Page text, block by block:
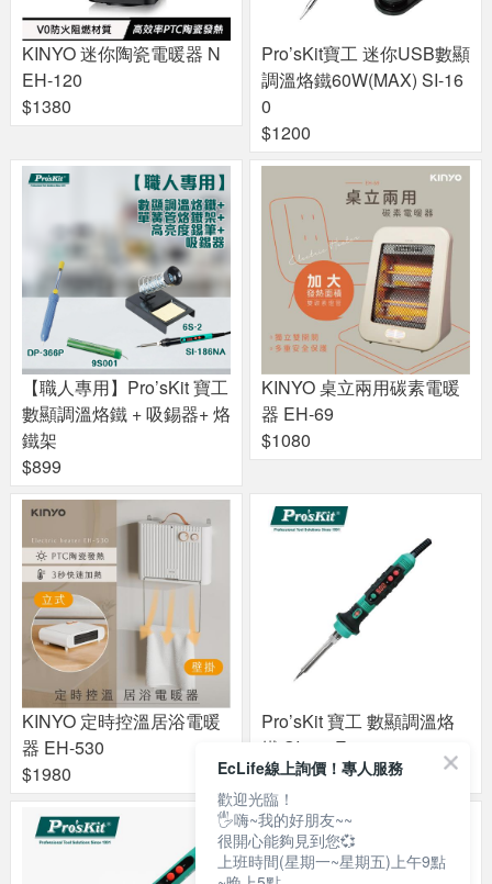
KINYO 迷你陶瓷電暖器 N
EH-120
$1380
Pro’sKit寶工 迷你USB數顯
調溫烙鐵60W(MAX) SI-16
0
$1200
【職人專用】Pro’sKit 寶工
數顯調溫烙鐵 + 吸錫器+ 烙
鐵架
$899
KINYO 桌立兩用碳素電暖
器 EH-69
$1080
KINYO 定時控溫居浴電暖
器 EH-530
$1980
Pro’sKit 寶工 數顯調溫烙
鐵 SI-253E
$700
EcLife線上詢價！專人服務
歡迎光臨！
🖐嗨~我的好朋友~~
很開心能夠見到您💞
上班時間(星期一~星期五)上午9點